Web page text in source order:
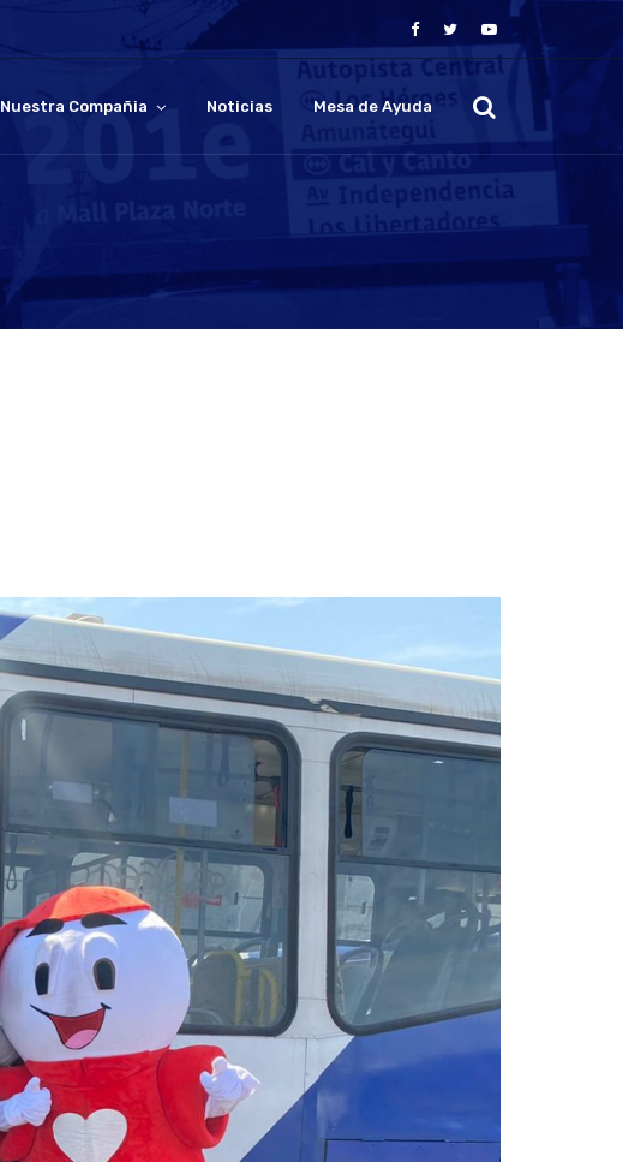
Nuestra Compañia Noticias Mesa de Ayuda